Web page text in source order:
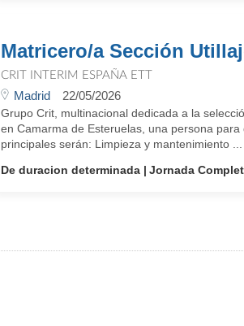
Matricero/a Sección
CRIT INTERIM ESPAÑA ETT
Madrid 22/05/2026
Grupo Crit, multinacional dedicada a la
en Camarma de Esteruelas, una persona
principales serán: Limpieza y mantenimiento ...
De duracion determinada
Jornada